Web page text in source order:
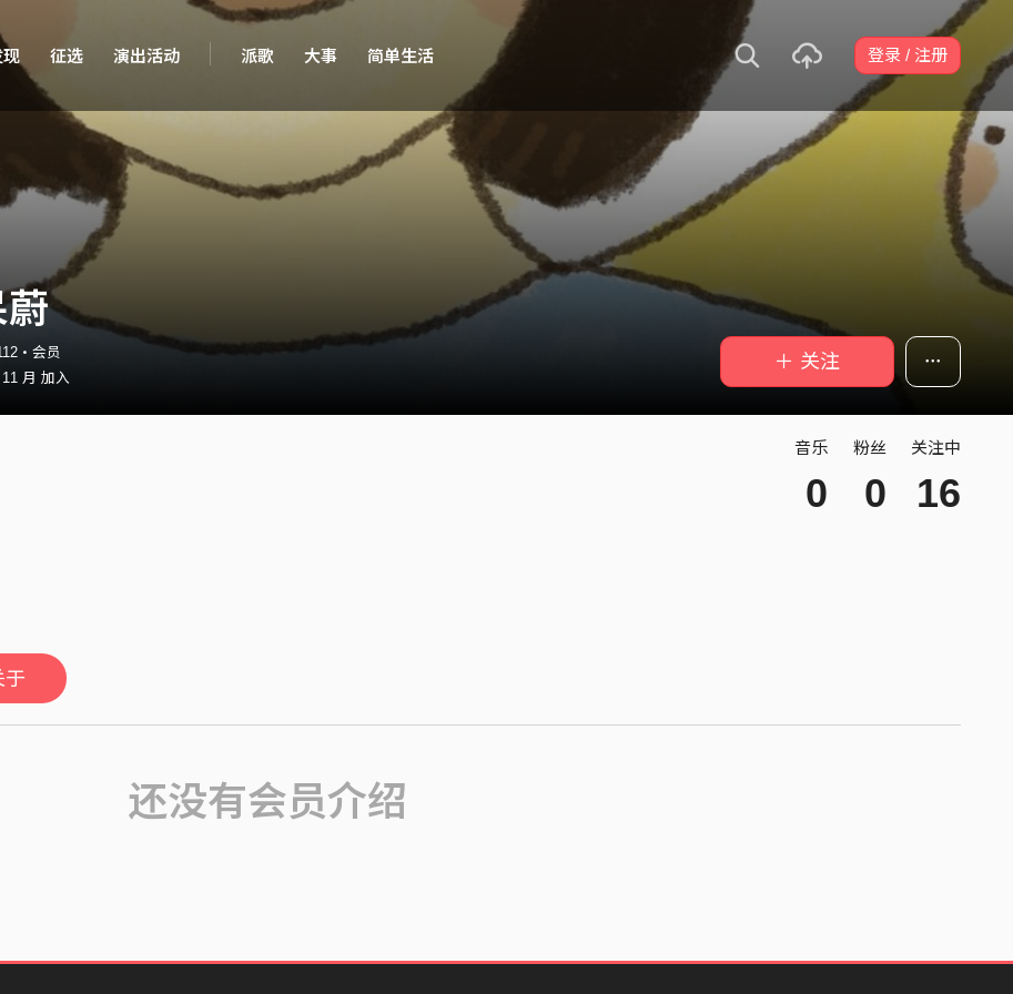
现 征选 演出活动 派歌 大事 简单生活 登录 / 注册
・会员
月 加入
＋ 关注
音乐
0
粉丝
0
关注中
16
于
还没有会员介绍